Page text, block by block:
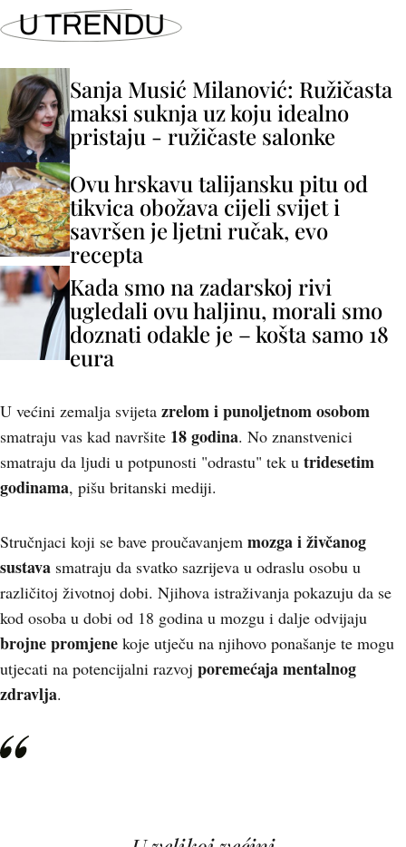
U TRENDU
Sanja Musić Milanović: Ružičasta
maksi suknja uz koju idealno
pristaju - ružičaste salonke
Ovu hrskavu talijansku pitu od
tikvica obožava cijeli svijet i
savršen je ljetni ručak, evo
recepta
Kada smo na zadarskoj rivi
ugledali ovu haljinu, morali smo
doznati odakle je – košta samo 18
eura
U većini zemalja svijeta zrelom i punoljetnom osobom
smatraju vas kad navršite 18 godina. No znanstvenici
smatraju da ljudi u potpunosti "odrastu" tek u tridesetim
godinama, pišu britanski mediji.
Stručnjaci koji se bave proučavanjem mozga i živčanog
sustava smatraju da svatko sazrijeva u odraslu osobu u
različitoj životnoj dobi. Njihova istraživanja pokazuju da se
kod osoba u dobi od 18 godina u mozgu i dalje odvijaju
brojne promjene koje utječu na njihovo ponašanje te mogu
utjecati na potencijalni razvoj poremećaja mentalnog
zdravlja.